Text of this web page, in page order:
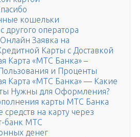
кошельки
другого оператора
Заявка на
Карты с Доставкой
Карта «МТС Банка» –
и Проценты
Карта «МТС Банка» — Какие
Нужны для Оформления?
карты МТС Банка
средств на карту через
банк МТС
денег